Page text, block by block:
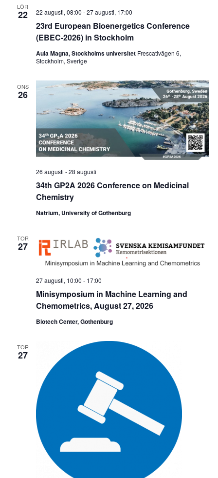
LÖR
22
23rd European Bioenergetics Conference
(EBEC-2026) in Stockholm
22 augusti, 08:00 -27 augusti, 17:00
Aula Magna, Stockholms universitet Frescativägen 6,
Stockholm, Sverige
ONS
26
34th GP2A 2026 Conference on Medicinal
Chemistry
26 augusti -28 augusti
Natrium, University of Gothenburg
TOR
27
Minisymposium in Machine Learning and
Chemometrics, August 27, 2026
27 augusti, 10:00 - 17:00
Biotech Center, Gothenburg
TOR
27